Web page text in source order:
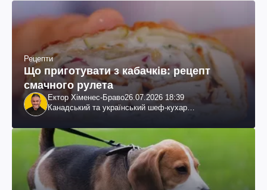
Рецепти
Що приготувати з кабачків: рецепт
смачного рулета
Ектор Хіменес-Браво26.07.2026 18:39
Канадський та український шеф-кухар